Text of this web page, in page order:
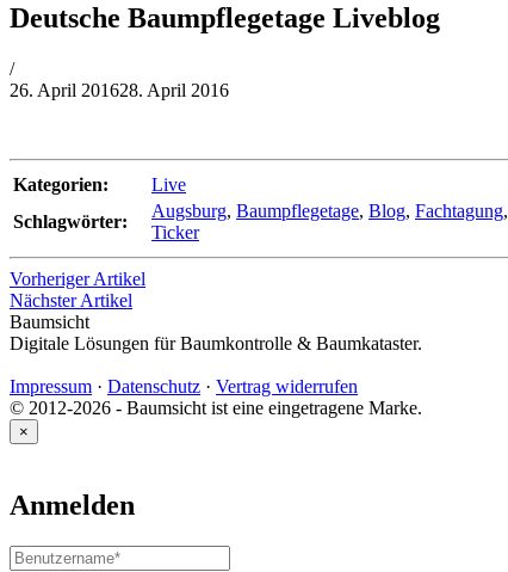
Deutsche Baumpflegetage Liveblog
von
Philipp
/
26. April 201628. April 2016
Kategorien:
Live
Schlagwörter:
Augsburg, Baumpflegetage, Blog, Fachtagung,
Ticker
Vorheriger Artikel
Nächster Artikel
Baumsicht
Digitale Lösungen für Baumkontrolle & Baumkataster.
Impressum · Datenschutz · Vertrag widerrufen
© 2012-2026 - Baumsicht ist eine eingetragene Marke.
×
Anmelden
Benutzername